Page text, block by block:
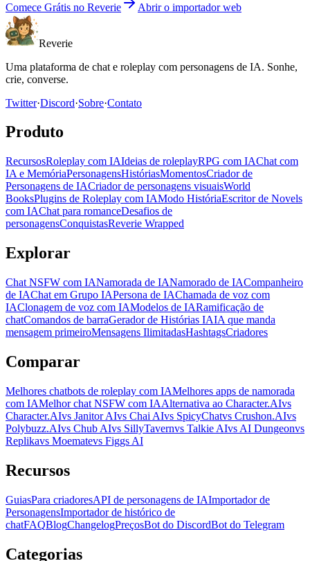
Comece Grátis no Reverie Abrir o importador web
Reverie
Uma plataforma de chat e roleplay com personagens de IA. Sonhe,
crie, converse.
Twitter·Discord·Sobre·Contato
Produto
RecursosRoleplay com IAIdeias de roleplayRPG com IAChat com
IA e MemóriaPersonagensHistóriasMomentosCriador de
Personagens de IACriador de personagens visuaisWorld
BooksPlugins de Roleplay com IAModo HistóriaEscritor de Novels
com IAChat para romanceDesafios de
personagensConquistasReverie Wrapped
Explorar
Chat NSFW com IANamorada de IANamorado de IACompanheiro
de IAChat em Grupo IAPersona de IAChamada de voz com
IAClonagem de voz com IAModelos de IARamificação de
chatComandos de barraGerador de Histórias IAIA que manda
mensagem primeiroMensagens IlimitadasHashtagsCriadores
Comparar
Melhores chatbots de roleplay com IAMelhores apps de namorada
com IAMelhor chat NSFW com IAAlternativa ao Character.AIvs
Character.AIvs Janitor AIvs Chai AIvs SpicyChatvs Crushon.AIvs
Polybuzz.AIvs Chub AIvs SillyTavernvs Talkie AIvs AI Dungeonvs
Replikavs Moematevs Figgs AI
Recursos
GuiasPara criadoresAPI de personagens de IAImportador de
PersonagensImportador de histórico de
chatFAQBlogChangelogPreçosBot do DiscordBot do Telegram
Categorias